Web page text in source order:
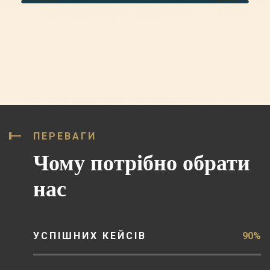
ПЕРЕВАГИ
Чому потрібно обрати
нас
УСПІШНИХ КЕЙСІВ 90%